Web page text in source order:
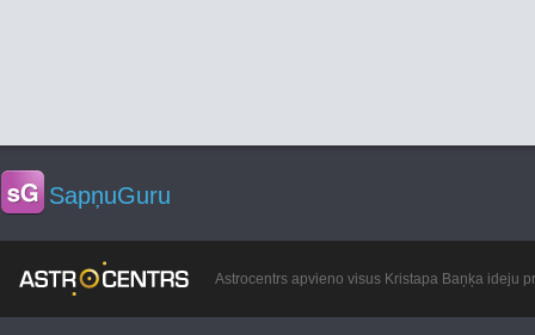
SapņuGuru
Astrocentrs apvieno visus Kristapa Baņķa ideju